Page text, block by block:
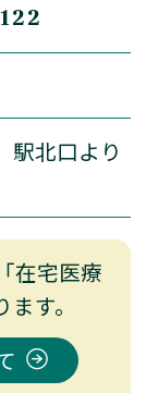
駅北口より
在宅医療
す。